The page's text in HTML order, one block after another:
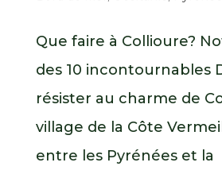
Que faire à Collioure?
des 10 incontournables
résister au charme de
village de la Côte
entre les Pyrénées et la